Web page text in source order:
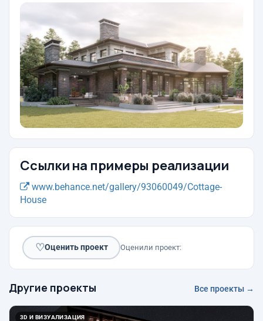
Ссылки на примеры реализации
www.behance.net/gallery/93060049/Cottage-
House
♡Оценить проект Оценили проект:
Другие проекты Все проекты →
3D И ВИЗУАЛИЗАЦИЯ